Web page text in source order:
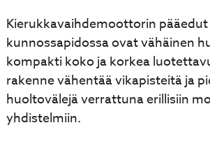
Kierukkavaihdemoottorin pääedut
kunnossapidossa ovat vähäinen
kompakti koko ja korkea
rakenne vähentää vikapisteitä ja
huoltovälejä verrattuna erillisiin
yhdistelmiin.